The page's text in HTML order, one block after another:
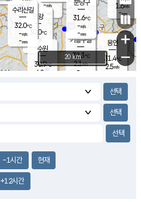
-m/s
- mm
용인
31.4℃
2.5m/s
1.6m/s
-mm
의왕
30.0℃
m/s
mm
기흥구갈
32.3℃
2.1m/s
-
수리산길
32.0℃
-m/s
-mm
분당구
31.6℃
-m/s
-mm
수원
30.9℃
4.2 m/s
+
−
20 km
-1시간 현재
+12시간